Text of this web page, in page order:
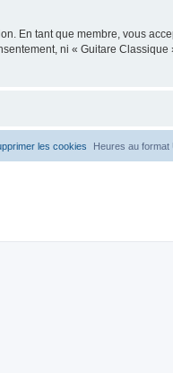
En tant que membre, vous
ni « Guitare Classique
Heures au format
les cookies